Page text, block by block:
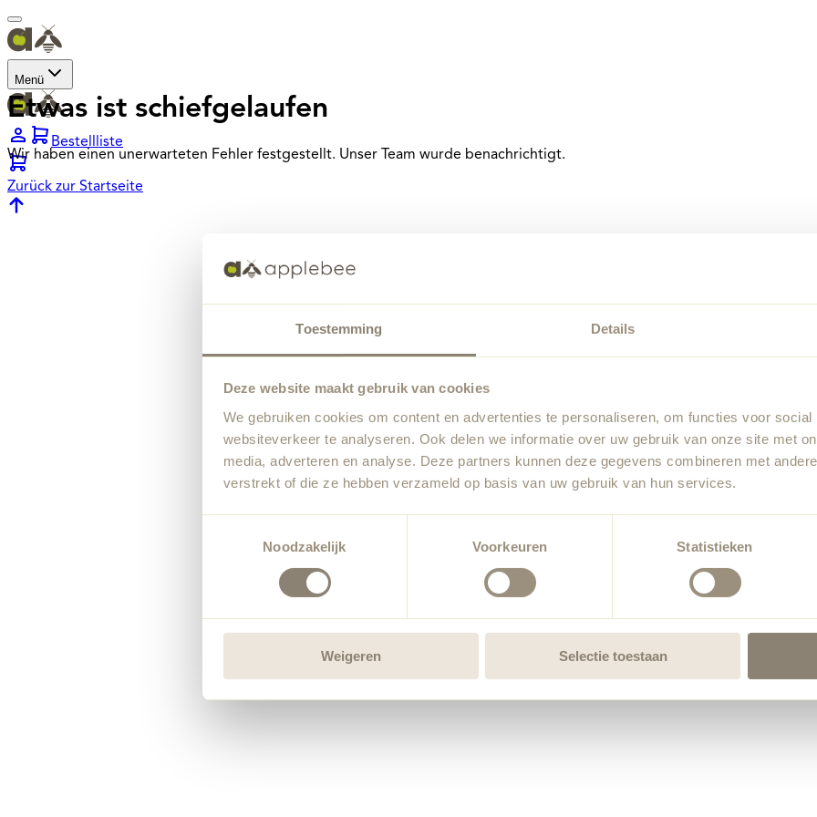
Toestemming Details
Deze website maakt gebruik van cookies
We gebruiken cookies om content en advertenties te personaliseren, om functies voor
websiteverkeer te analyseren. Ook delen we informatie over uw gebruik van onze site met
media, adverteren en analyse. Deze partners kunnen deze gegevens combineren met
verstrekt of die ze hebben verzameld op basis van uw gebruik van hun services.
Noodzakelijk
Voorkeuren Statistieken
Weigeren Selectie toestaan
Menü
Bestellliste
Etwas ist schiefgelaufen
Wir haben einen unerwarteten Fehler festgestellt. Unser Team wurde benachrichtigt.
Zurück zur Startseite